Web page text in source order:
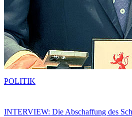
INTERVIEW: Die Abschaffung des
POLITIK